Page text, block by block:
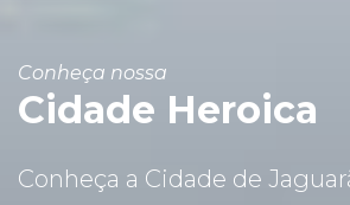
Conheça nossa
Cidade Heroica
Conheça a Cidade de